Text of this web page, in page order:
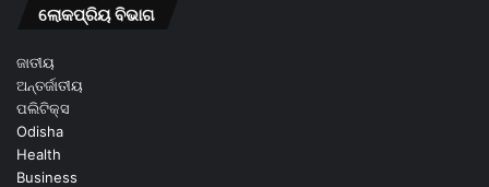
ଲୋକପ୍ରିୟ ବିଭାଗ
ଜାତୀୟ
ଅନ୍ତର୍ଜାତୀୟ
ପଲିଟିକ୍ସ
Odisha
Health
Business